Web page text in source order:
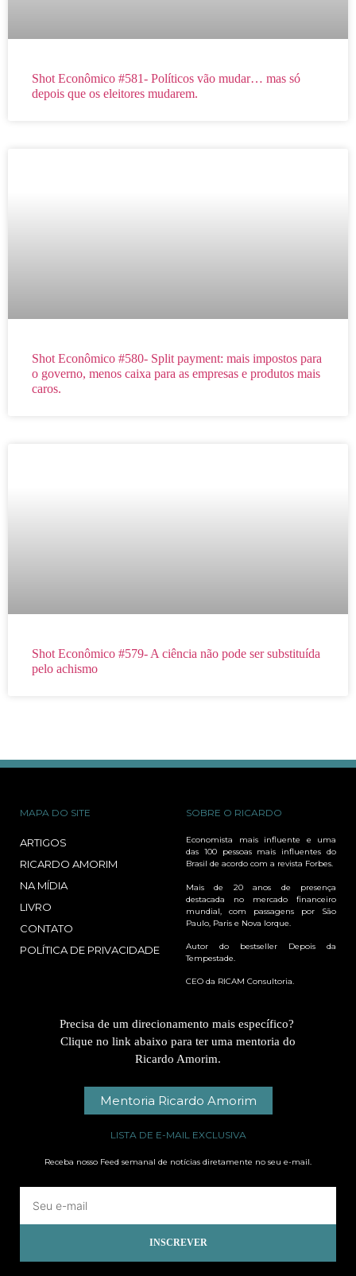
Shot Econômico #581- Políticos vão mudar… mas só
depois que os eleitores mudarem.
Shot Econômico #580- Split payment: mais impostos para
o governo, menos caixa para as empresas e produtos mais
caros.
Shot Econômico #579- A ciência não pode ser substituída
pelo achismo
MAPA DO SITE
ARTIGOS
RICARDO AMORIM
NA MÍDIA
LIVRO
CONTATO
POLÍTICA DE PRIVACIDADE
SOBRE O RICARDO
Economista mais influente e uma
das 100 pessoas mais influentes do
Brasil de acordo com a revista Forbes.
Mais de 20 anos de presença
destacada no mercado financeiro
mundial, com passagens por São
Paulo, Paris e Nova Iorque.
Autor do bestseller Depois da
Tempestade.
CEO da RICAM Consultoria.
Precisa de um direcionamento mais específico?
Clique no link abaixo para ter uma mentoria do
Ricardo Amorim.
Mentoria Ricardo Amorim
LISTA DE E-MAIL EXCLUSIVA
Receba nosso Feed semanal de notícias diretamente no seu e-mail.
INSCREVER